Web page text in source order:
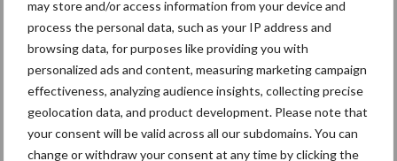
may store and/or access information from your device and
process the personal data, such as your IP address and
browsing data, for purposes like providing you with
personalized ads and content, measuring marketing campaign
effectiveness, analyzing audience insights, collecting precise
geolocation data, and product development. Please note that
your consent will be valid across all our subdomains. You can
change or withdraw your consent at any time by clicking the
toekomstbestendige sector
Diergezondheid Fokkerij Huisvesting